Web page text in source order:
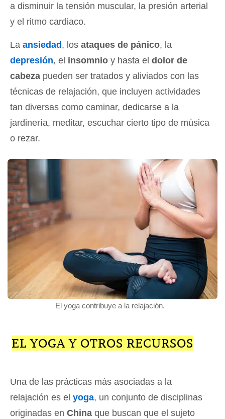
a disminuir la tensión muscular, la presión arterial
y el ritmo cardiaco.
La ansiedad, los ataques de pánico, la
depresión, el insomnio y hasta el dolor de
cabeza pueden ser tratados y aliviados con las
técnicas de relajación, que incluyen actividades
tan diversas como caminar, dedicarse a la
jardinería, meditar, escuchar cierto tipo de música
o rezar.
El yoga contribuye a la relajación.
EL YOGA Y OTROS RECURSOS
Una de las prácticas más asociadas a la
relajación es el yoga, un conjunto de disciplinas
originadas en China que buscan que el sujeto